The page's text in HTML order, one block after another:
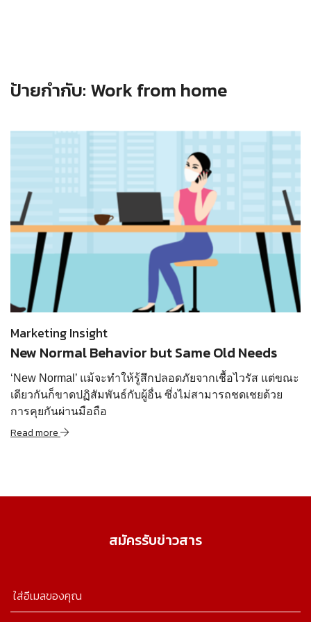
ป้ายกำกับ: Work from home
Read more
Marketing Insight
New Normal Behavior but Same Old Needs
‘New Normal’ แม้จะทำให้รู้สึกปลอดภัยจากเชื้อไวรัส แต่ขณะ
เดียวกันก็ขาดปฏิสัมพันธ์กับผู้อื่น ซึ่งไม่สามารถชดเชยด้วย
การคุยกันผ่านมือถือ
Read more
สมัครรับข่าวสาร